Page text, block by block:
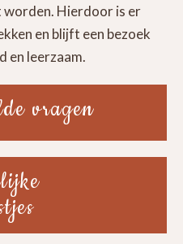
Hierdoor is er
en blijft een bezoek
en leerzaam.
vragen